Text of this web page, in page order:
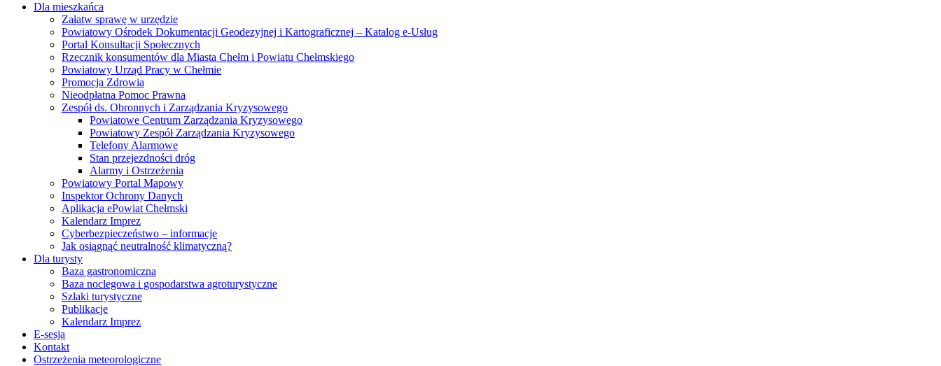
Dla mieszkańca
Załatw sprawę w urzędzie
Powiatowy Ośrodek Dokumentacji Geodezyjnej i Kartograficznej – Katalog e-Usług
Portal Konsultacji Społecznych
Rzecznik konsumentów dla Miasta Chełm i Powiatu Chełmskiego
Powiatowy Urząd Pracy w Chełmie
Promocja Zdrowia
Nieodpłatna Pomoc Prawna
Zespół ds. Obronnych i Zarządzania Kryzysowego
Powiatowe Centrum Zarządzania Kryzysowego
Powiatowy Zespół Zarządzania Kryzysowego
Telefony Alarmowe
Stan przejezdności dróg
Alarmy i Ostrzeżenia
Powiatowy Portal Mapowy
Inspektor Ochrony Danych
Aplikacja ePowiat Chełmski
Kalendarz Imprez
Cyberbezpieczeństwo – informacje
Jak osiągnąć neutralność klimatyczną?
Dla turysty
Baza gastronomiczna
Baza noclegowa i gospodarstwa agroturystyczne
Szlaki turystyczne
Publikacje
Kalendarz Imprez
E-sesja
Kontakt
Ostrzeżenia meteorologiczne